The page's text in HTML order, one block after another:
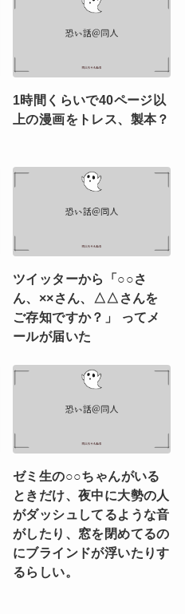
1時間くらいで40ページ以
上の漫画をトレス、製本？
ツイッターから「○○さ
ん、××さん、△△さんを
ご存知ですか？」 ってメ
ールが届いた
ゼミ生の○○ちゃんがいる
ときだけ、夜中に大勢の人
がダッシュしてるような音
がしたり、窓を閉めてるの
にブラインドが浮いたりす
るらしい。